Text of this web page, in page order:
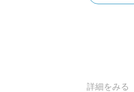
詳細をみる